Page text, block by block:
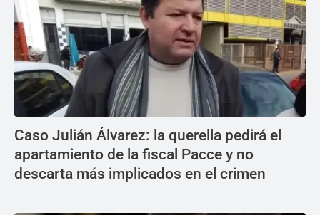
Caso Julián Álvarez: la querella pedirá el
apartamiento de la fiscal Pacce y no
descarta más implicados en el crimen